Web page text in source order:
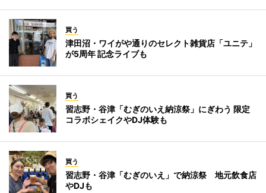
買う
津田沼・ワイがや通りのセレクト雑貨店「ユニテ」
が5周年 記念ライブも
買う
習志野・谷津「むぎのいえ納涼祭」にぎわう 限定
コラボシェイクやDJ体験も
買う
習志野・谷津「むぎのいえ」で納涼祭 地元飲食店
やDJも